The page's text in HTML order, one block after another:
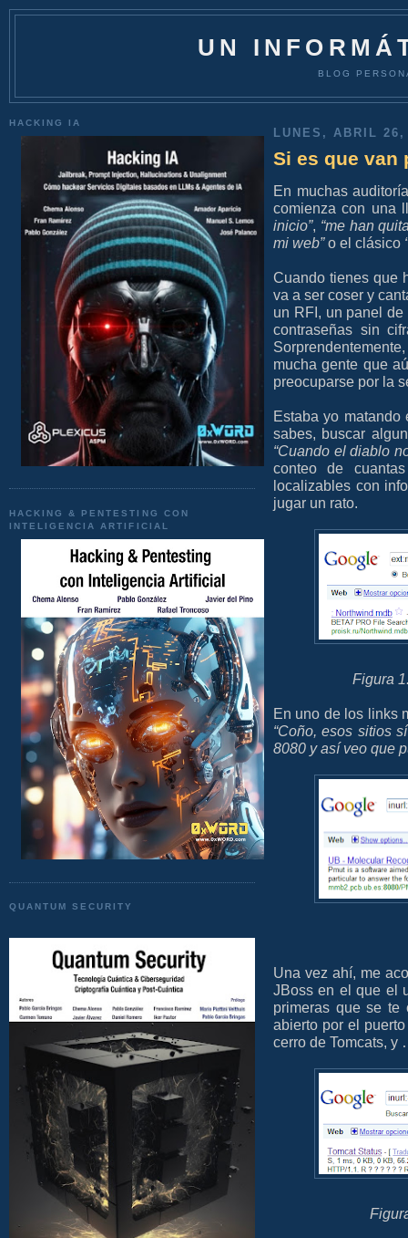
UN
BLOG
HACKING IA
HACKING & PENTESTING CON
INTELIGENCIA ARTIFICIAL
QUANTUM SECURITY
LUNES, ABRIL
Si es que van
En muchas
comienza con una
inicio”, “me han
mi web”o el clásico
Cuando tienes que
va a ser coser y
un RFI, un panel
contraseñas sin
mucha gente que
preocuparse por la
Estaba yo
sabes, buscar
“Cuando el diablo
conteo de
localizables con
jugar un rato.
Figura
En uno de los links
“Coño, esos sitios
8080 y así veo que
Una vez ahí, me
JBoss en el que el
primeras que se te
abierto por el
cerro de Tomcats, y